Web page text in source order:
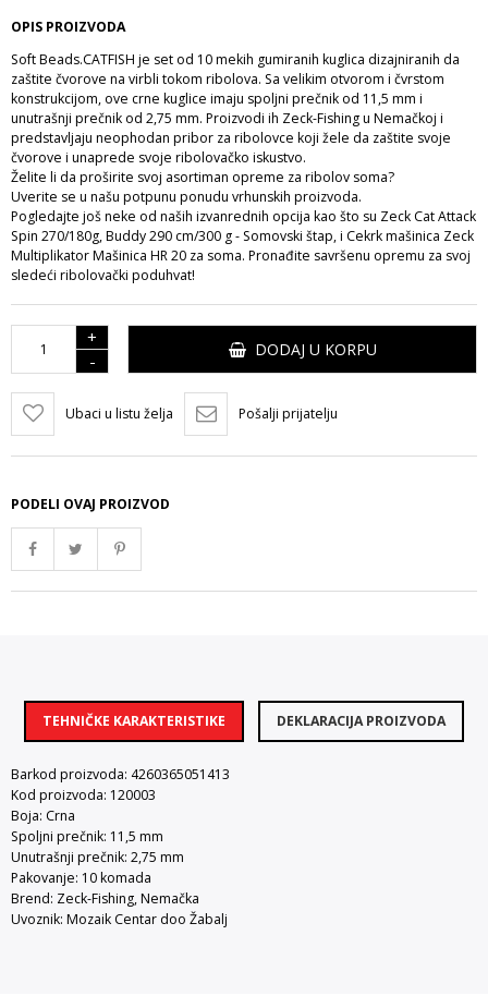
OPIS PROIZVODA
Soft Beads.CATFISH je set od 10 mekih gumiranih kuglica dizajniranih da
zaštite čvorove na virbli tokom ribolova. Sa velikim otvorom i čvrstom
konstrukcijom, ove crne kuglice imaju spoljni prečnik od 11,5 mm i
unutrašnji prečnik od 2,75 mm. Proizvodi ih Zeck-Fishing u Nemačkoj i
predstavljaju neophodan pribor za ribolovce koji žele da zaštite svoje
čvorove i unaprede svoje ribolovačko iskustvo.
Želite li da proširite svoj asortiman opreme za ribolov soma?
Uverite se u našu potpunu ponudu vrhunskih proizvoda.
Pogledajte još neke od naših izvanrednih opcija kao što su Zeck Cat Attack
Spin 270/180g,Buddy 290 cm/300 g - Somovski štap,i Cekrk mašinica Zeck
Multiplikator Mašinica HR 20 za soma. Pronađite savršenu opremu za svoj
sledeći ribolovački poduhvat!
+
-
DODAJ U KORPU
Ubaci u listu želja Pošalji prijatelju
PODELI OVAJ PROIZVOD
TEHNIČKE KARAKTERISTIKE DEKLARACIJA PROIZVODA
Barkod proizvoda: 4260365051413
Kod proizvoda: 120003
Boja: Crna
Spoljni prečnik: 11,5 mm
Unutrašnji prečnik: 2,75 mm
Pakovanje: 10 komada
Brend: Zeck-Fishing, Nemačka
Uvoznik: Mozaik Centar doo Žabalj